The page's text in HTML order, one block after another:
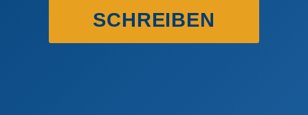
SCHREIBEN